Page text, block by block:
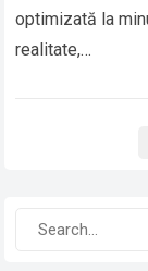
optimizată la
realitate,…